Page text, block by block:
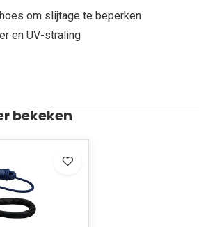
om slijtage te beperken
en UV-straling
bekeken